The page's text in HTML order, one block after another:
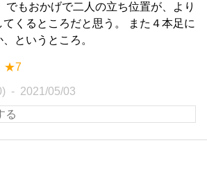
でもおかげで二人の立ち位置が、より
てくるところだと思う。 また４本足に
というところ。
★7
2021/05/03